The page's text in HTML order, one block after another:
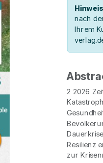
nach
Ihrem
2 2026
Resilienz
zur